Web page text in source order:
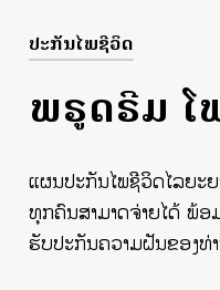
ປະ​ກັນ​ໄພ​ຊີ​ວິດ
ພຣູດຣີມ ໂ
ແຜນປະກັນໄພຊີວິດໄລຍະ
ທຸກຄົນສາມາດຈ່າຍໄດ້ ພ້
ຮັບປະກັນຄວາມຝັນຂອງທ່